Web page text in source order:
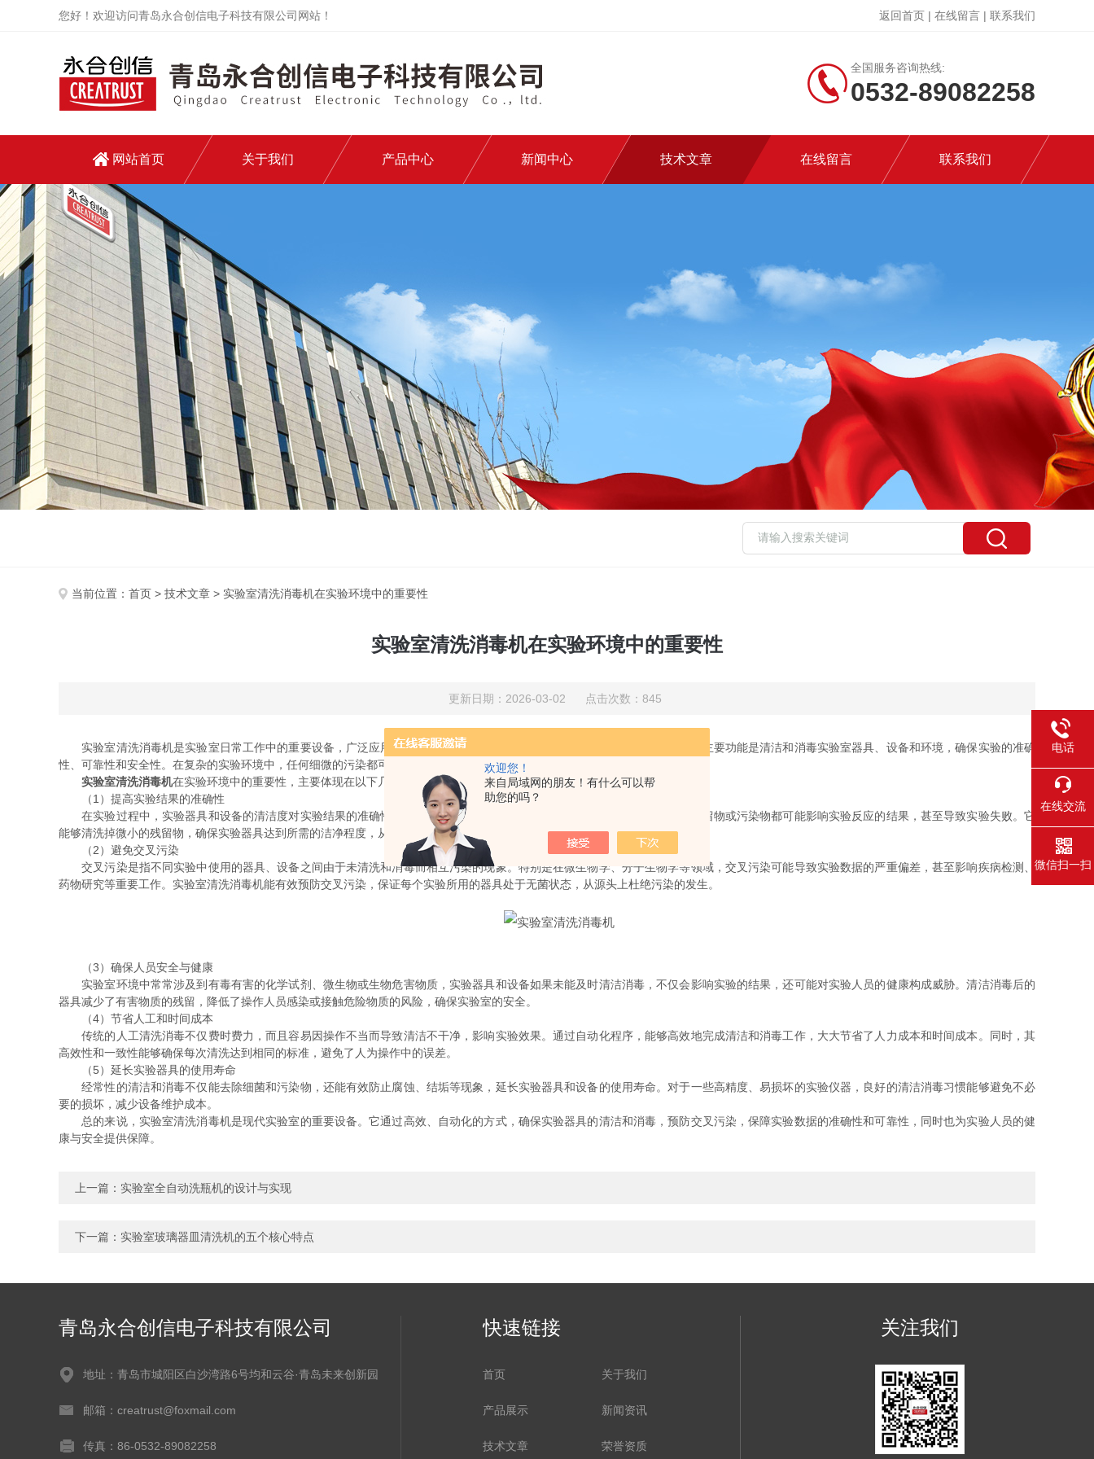
欢迎您！
来自局域网的朋友！有什么可以帮
助您的吗？
您好！欢迎访问青岛永合创信电子科技有限公司网站！ 返回首页 | 在线留言 | 联系我们
全国服务咨询热线:
0532-89082258
网站首页 关于我们 产品中心 新闻中心 技术文章 在线留言 联系我们
当前位置： 首页 > 技术文章 > 实验室清洗消毒机在实验环境中的重要性
实验室清洗消毒机在实验环境中的重要性
更新日期：2026-03-02 点击次数：845
实验室清洗消毒机是实验室日常工作中的重要设备，广泛应用于科学研究、医学实验、环境监测以及生物医药等领域。它的主要功能是清洁和消毒实验室器具、设备和环境，确保实验的准确
性、可靠性和安全性。在复杂的实验环境中，任何细微的污染都可能导致实验结果的失真或安全事故，因此它的作用至关重要。
实验室清洗消毒机在实验环境中的重要性，主要体现在以下几个方面：
（1）提高实验结果的准确性
在实验过程中，实验器具和设备的清洁度对实验结果的准确性至关重要。尤其是在化学、生物、医药等领域，任何微小的残留物或污染物都可能影响实验反应的结果，甚至导致实验失败。它
能够清洗掉微小的残留物，确保实验器具达到所需的洁净程度，从而为实验提供可靠的保障。
（2）避免交叉污染
交叉污染是指不同实验中使用的器具、设备之间由于未清洗和消毒而相互污染的现象。特别是在微生物学、分子生物学等领域，交叉污染可能导致实验数据的严重偏差，甚至影响疾病检测、
药物研究等重要工作。实验室清洗消毒机能有效预防交叉污染，保证每个实验所用的器具处于无菌状态，从源头上杜绝污染的发生。
（3）确保人员安全与健康
实验室环境中常常涉及到有毒有害的化学试剂、微生物或生物危害物质，实验器具和设备如果未能及时清洁消毒，不仅会影响实验的结果，还可能对实验人员的健康构成威胁。清洁消毒后的
器具减少了有害物质的残留，降低了操作人员感染或接触危险物质的风险，确保实验室的安全。
（4）节省人工和时间成本
传统的人工清洗消毒不仅费时费力，而且容易因操作不当而导致清洁不干净，影响实验效果。通过自动化程序，能够高效地完成清洁和消毒工作，大大节省了人力成本和时间成本。同时，其
高效性和一致性能够确保每次清洗达到相同的标准，避免了人为操作中的误差。
（5）延长实验器具的使用寿命
经常性的清洁和消毒不仅能去除细菌和污染物，还能有效防止腐蚀、结垢等现象，延长实验器具和设备的使用寿命。对于一些高精度、易损坏的实验仪器，良好的清洁消毒习惯能够避免不必
要的损坏，减少设备维护成本。
总的来说，实验室清洗消毒机是现代实验室的重要设备。它通过高效、自动化的方式，确保实验器具的清洁和消毒，预防交叉污染，保障实验数据的准确性和可靠性，同时也为实验人员的健
康与安全提供保障。
上一篇： 实验室全自动洗瓶机的设计与实现
下一篇： 实验室玻璃器皿清洗机的五个核心特点
青岛永合创信电子科技有限公司
地址：青岛市城阳区白沙湾路6号均和云谷·青岛未来创新园
邮箱：creatrust@foxmail.com
传真：86-0532-89082258
快速链接
首页 关于我们
产品展示 新闻资讯
技术文章 荣誉资质
关注我们
电话
在线交流
微信扫一扫